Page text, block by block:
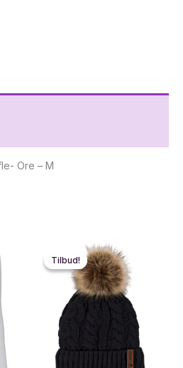
Ore – M
Tilbud!
Tilbud!